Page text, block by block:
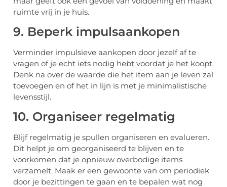
ruimte vrij in je huis.
9. Beperk impulsaankopen
Verminder impulsieve aankopen door jezelf af te
vragen of je echt iets nodig hebt voordat je het koopt.
Denk na over de waarde die het item aan je leven zal
toevoegen en of het in lijn is met je minimalistische
levensstijl.
10. Organiseer regelmatig
Blijf regelmatig je spullen organiseren en evalueren.
Dit helpt je om georganiseerd te blijven en te
voorkomen dat je opnieuw overbodige items
verzamelt. Maak er een gewoonte van om periodiek
door je bezittingen te gaan en te bepalen wat nog